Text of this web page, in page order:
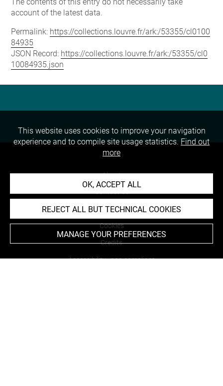
account of the latest data.
Permalink: https://collections.louvre.fr/ark:/53355/cl0100
84935
JSON Record: https://collections.louvre.fr/ark:/53355/cl0
10084935.json
About
Terms of use
Cookies
Credits
Accessibility : non compliant
This website uses cookies to improve your navigation
experience and to compile site usage statistics. Find out
more
OK, ACCEPT ALL
REJECT ALL BUT TECHNICAL COOKIES
MANAGE YOUR PREFERENCES